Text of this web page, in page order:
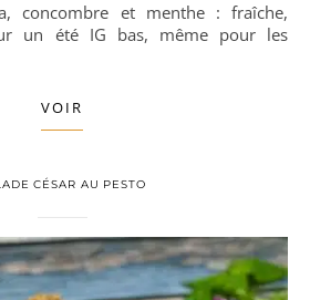
un été IG bas, même pour les
VOIR
CÉSAR AU PESTO